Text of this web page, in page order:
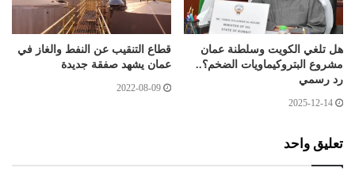
هل تلغي الكويت وسلطنة عمان
مشروع البتروكيماويات الضخم؟..
رد رسمي
2025-12-14
قطاع التنقيب عن النفط والغاز في
عمان يشهد صفقة جديدة
2022-08-09
تعليق واحد